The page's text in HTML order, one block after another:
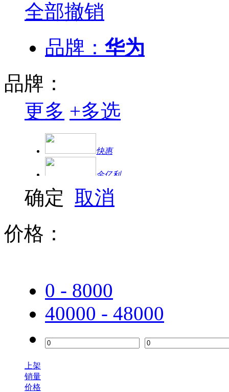
全部撤销
品牌： 华为
品牌：
更多 +多选
快惠
金亿利
方正
双飞燕
水星
金士顿
确定 取消
价格：
0 - 8000
40000 - 48000
上架
销量
价格